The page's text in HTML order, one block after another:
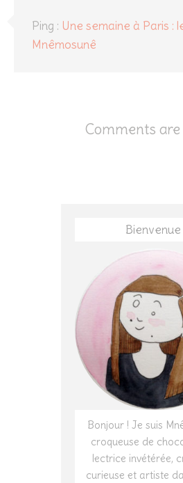
Ping : Une semaine à Paris :
Mnêmosunê
Comments are
Bienvenue
Bonjour ! Je suis
croqueuse de
lectrice invétérée,
curieuse et artiste